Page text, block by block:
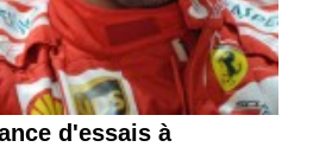
d'essais à